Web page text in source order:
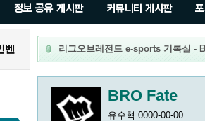
정보 공유 게시판 커뮤니티 게시판
벤 리그오브레전드 e-sports 기록실 -
BRO Fate
유수혁 0000-00-00